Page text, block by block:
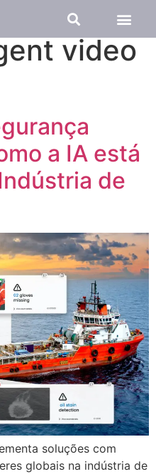
video
a IA está
de
soluções com
globais na indústria de